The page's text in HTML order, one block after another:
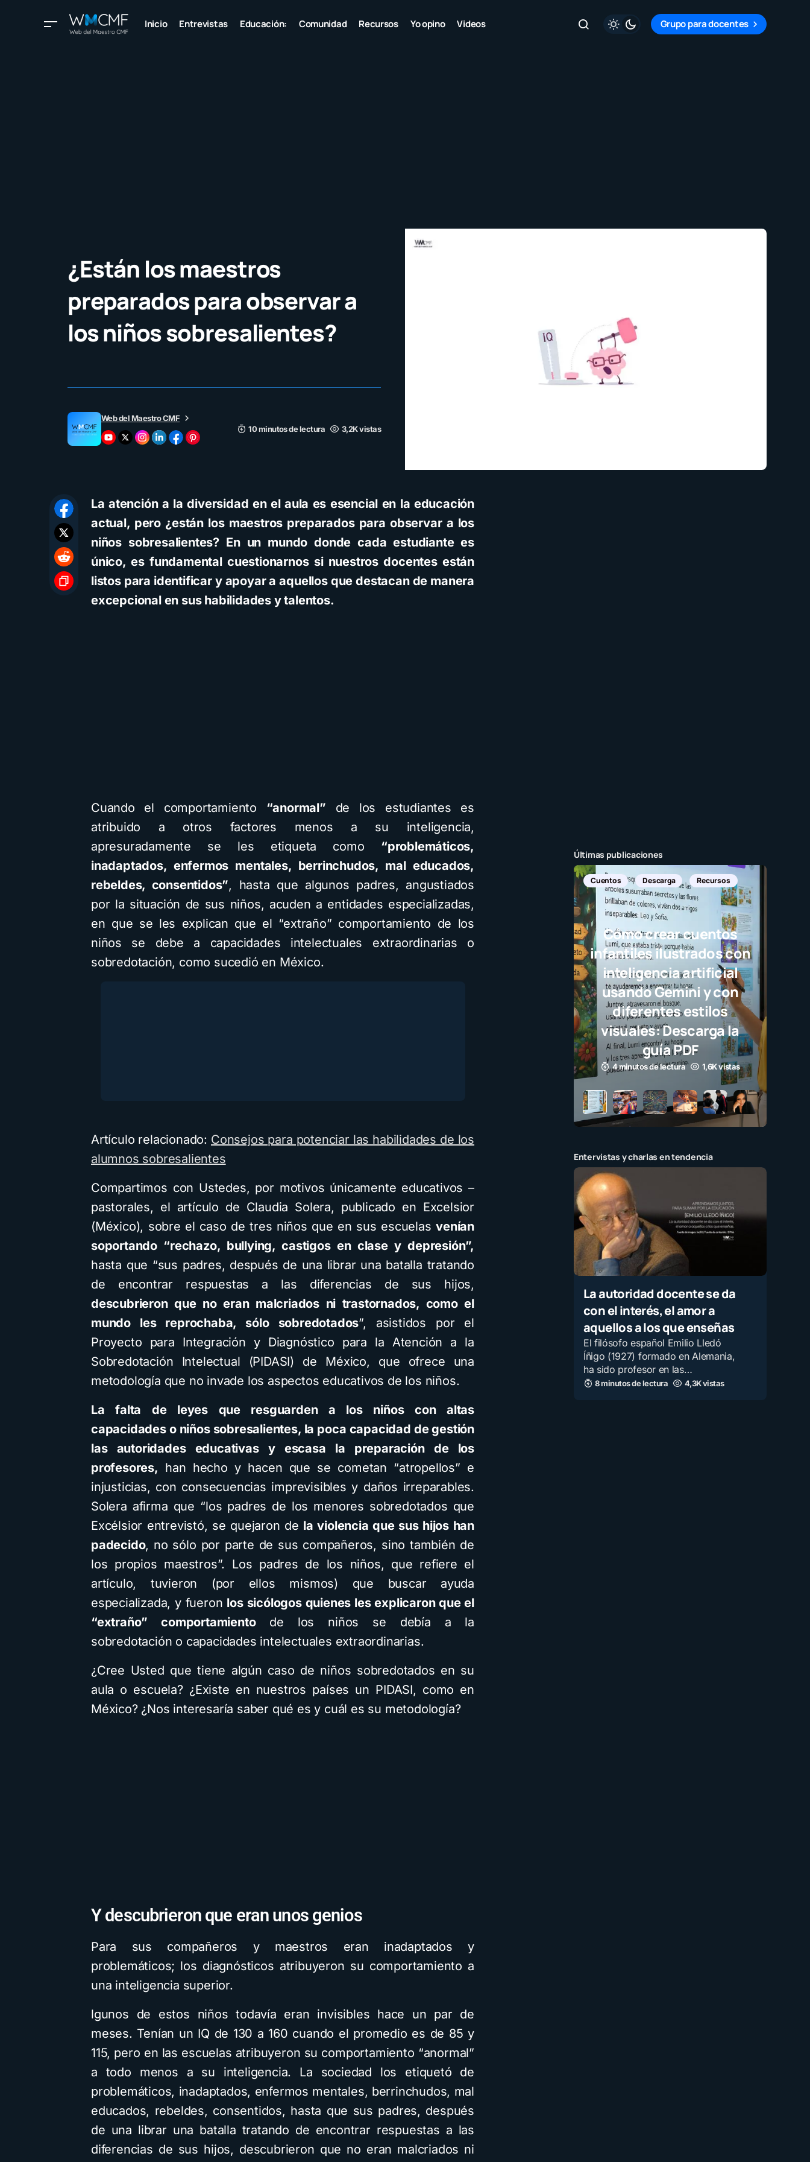
Inicio Entrevistas Educación: Comunidad Recursos Yo opino Videos Grupo para docentes
¿Están los maestros
preparados para observar a
los niños sobresalientes?
Web del Maestro CMF
10 minutos de lectura
3,2K vistas
La atención a la diversidad en el aula es esencial en la educación
actual, pero ¿están los maestros preparados para observar a los
niños sobresalientes? En un mundo donde cada estudiante es
único, es fundamental cuestionarnos si nuestros docentes están
listos para identificar y apoyar a aquellos que destacan de manera
excepcional en sus habilidades y talentos.
Cuando el comportamiento “anormal” de los estudiantes es
atribuido a otros factores menos a su inteligencia,
apresuradamente se les etiqueta como “problemáticos,
inadaptados, enfermos mentales, berrinchudos, mal educados,
rebeldes, consentidos”, hasta que algunos padres, angustiados
por la situación de sus niños, acuden a entidades especializadas,
en que se les explican que el “extraño” comportamiento de los
niños se debe a capacidades intelectuales extraordinarias o
sobredotación, como sucedió en México.
Artículo relacionado: Consejos para potenciar las habilidades de los
alumnos sobresalientes
Compartimos con Ustedes, por motivos únicamente educativos –
pastorales, el artículo de Claudia Solera, publicado en Excelsior
(México), sobre el caso de tres niños que en sus escuelasvenían
soportando “rechazo, bullying, castigos en clase y depresión”,
hasta que “sus padres, después de una librar una batalla tratando
de encontrar respuestas a las diferencias de sus hijos,
descubrieron que no eran malcriados ni trastornados, como el
mundo les reprochaba, sólo sobredotados”, asistidos por el
Proyecto para Integración y Diagnóstico para la Atención a la
Sobredotación Intelectual (PIDASI) de México, que ofrece una
metodología que no invade los aspectos educativos de los niños.
La falta de leyes que resguarden a los niños con altas
capacidades o niños sobresalientes, la poca capacidad de gestión
las autoridades educativas y escasa la preparación de los
profesores, han hecho y hacen que se cometan “atropellos” e
injusticias, con consecuencias imprevisibles y daños irreparables.
Solera afirma que “los padres de los menores sobredotados que
Excélsior entrevistó, se quejaron de la violencia que sus hijos han
padecido, no sólo por parte de sus compañeros, sino también de
los propios maestros”. Los padres de los niños, que refiere el
artículo, tuvieron (por ellos mismos) que buscar ayuda
especializada, y fueron los sicólogos quienes les explicaron que el
“extraño” comportamientode los niños se debía a la
sobredotación o capacidades intelectuales extraordinarias.
¿Cree Usted que tiene algún caso de niños sobredotados en su
aula o escuela? ¿Existe en nuestros países un PIDASI, como en
México? ¿Nos interesaría saber qué es y cuál es su metodología?
Y descubrieron que eran unos genios
Para sus compañeros y maestros eran inadaptados y
problemáticos; los diagnósticos atribuyeron su comportamiento a
una inteligencia superior.
lgunos de estos niños todavía eran invisibles hace un par de
meses. Tenían un IQ de 130 a 160 cuando el promedio es de 85 y
115, pero en las escuelas atribuyeron su comportamiento “anormal”
a todo menos a su inteligencia. La sociedad los etiquetó de
problemáticos, inadaptados, enfermos mentales, berrinchudos, mal
educados, rebeldes, consentidos, hasta que sus padres, después
de una librar una batalla tratando de encontrar respuestas a las
diferencias de sus hijos, descubrieron que no eran malcriados ni
Últimas publicaciones
Cuentos Descarga Recursos
Cómo crear cuentos
infantiles ilustrados con
inteligencia artificial
usando Gemini y con
diferentes estilos
visuales: Descarga la
guía PDF
4 minutos de lectura 1,6K vistas
Entervistas y charlas en tendencia
La autoridad docente se da
con el interés, el amor a
aquellos a los que enseñas
El filósofo español Emilio Lledó
Íñigo (1927) formado en Alemania,
ha sido profesor en las…
8 minutos de lectura 4,3K vistas